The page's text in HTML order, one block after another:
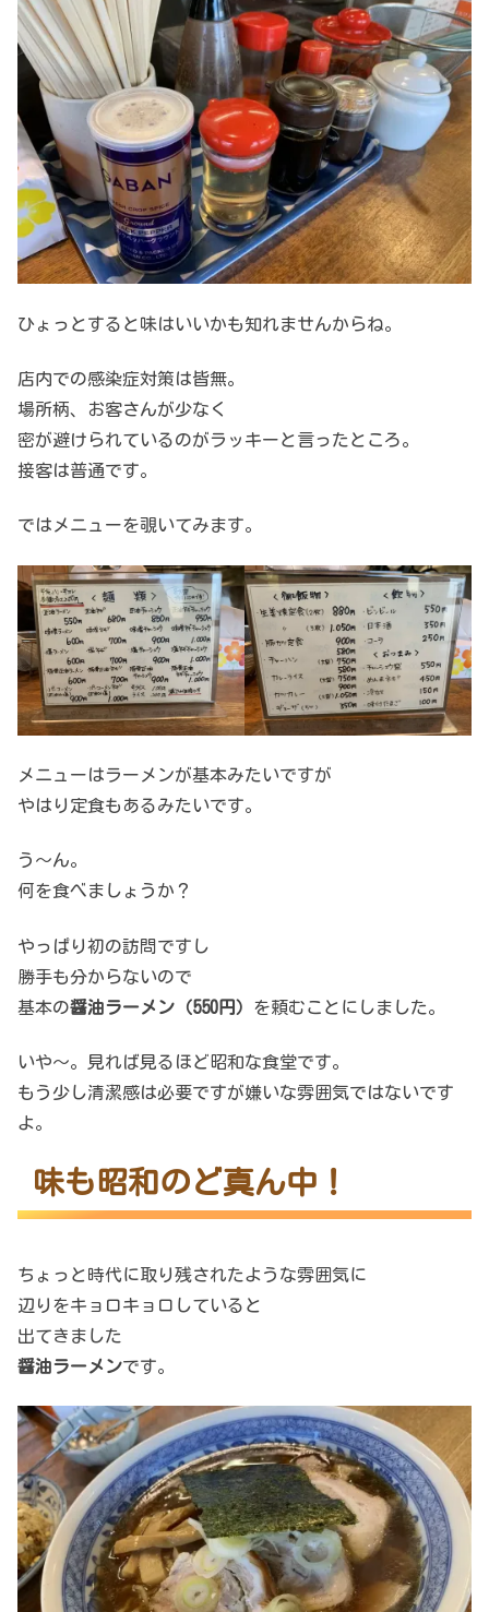
ひょっとすると味はいいかも知れませんからね。
店内での感染症対策は皆無。
場所柄、お客さんが少なく
密が避けられているのがラッキーと言ったところ。
接客は普通です。
ではメニューを覗いてみます。
メニューはラーメンが基本みたいですが
やはり定食もあるみたいです。
う～ん。
何を食べましょうか？
やっぱり初の訪問ですし
勝手も分からないので
基本の醤油ラーメン （550円） を頼むことにしました。
いや～。見れば見るほど昭和な食堂です。
もう少し清潔感は必要ですが嫌いな雰囲気ではないです
よ。
味も昭和のど真ん中！
ちょっと時代に取り残されたような雰囲気に
辺りをキョロキョロしていると
出てきました
醤油ラーメンです。